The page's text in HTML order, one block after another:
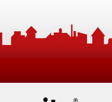
springen